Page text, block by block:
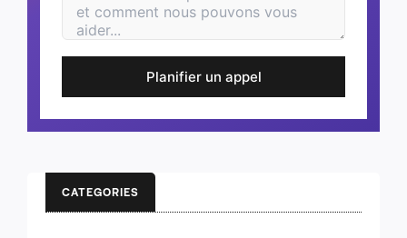
Planifier un appel
CATEGORIES